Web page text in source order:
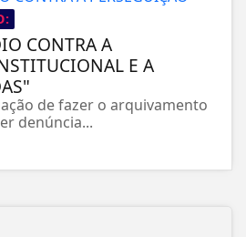
CONTRA A
E A
de fazer o arquivamento
denúncia...